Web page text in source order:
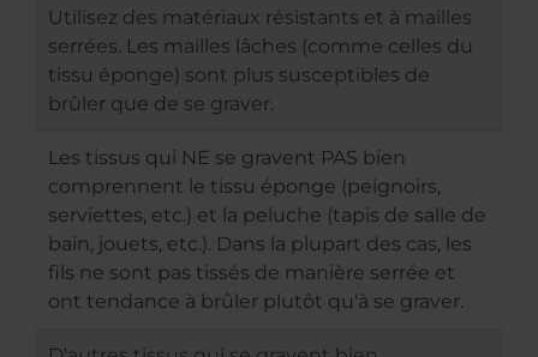
Utilisez des matériaux résistants et à mailles
serrées. Les mailles lâches (comme celles du
tissu éponge) sont plus susceptibles de
brûler que de se graver.
Les tissus qui NE se gravent PAS bien
comprennent le tissu éponge (peignoirs,
serviettes, etc.) et la peluche (tapis de salle de
bain, jouets, etc.). Dans la plupart des cas, les
fils ne sont pas tissés de manière serrée et
ont tendance à brûler plutôt qu'à se graver.